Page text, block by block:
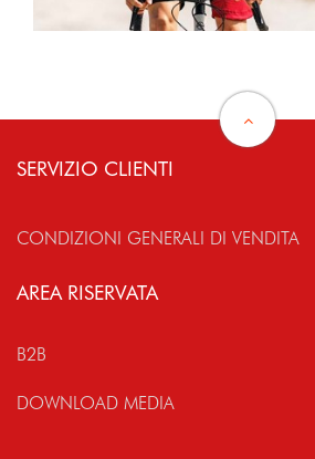
SERVIZIO CLIENTI
CONDIZIONI GENERALI DI VENDITA
AREA RISERVATA
B2B
DOWNLOAD MEDIA